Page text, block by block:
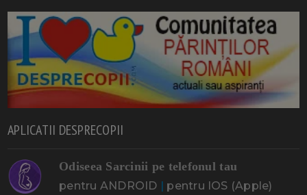
APLICATII DESPRECOPII
Odiseea Sarcinii pe telefonul tau
pentru ANDROID | pentru IOS (Apple)